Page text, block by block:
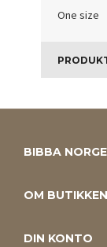
One size
BIBBA
OM BUTIKKEN
DIN KONTO